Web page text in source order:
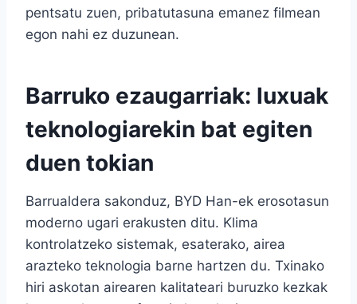
pentsatu zuen, pribatutasuna emanez filmean
egon nahi ez duzunean.
Barruko ezaugarriak: luxuak
teknologiarekin bat egiten
duen tokian
Barrualdera sakonduz, BYD Han-ek erosotasun
moderno ugari erakusten ditu. Klima
kontrolatzeko sistemak, esaterako, airea
arazteko teknologia barne hartzen du. Txinako
hiri askotan airearen kalitateari buruzko kezkak